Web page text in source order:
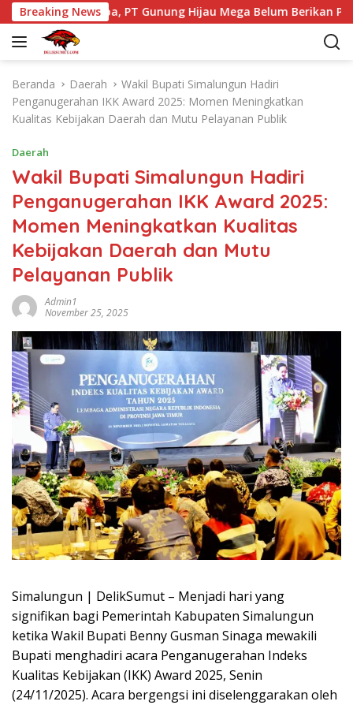
a
Breaking News
Toba, PT Gunung Hijau Mega Belum Berikan Penjelasan
Beranda Daerah
Wakil Bupati Simalungun Hadiri
Penganugerahan IKK Award 2025: Momen Meningkatkan
Kualitas Kebijakan Daerah dan Mutu Pelayanan Publik
Daerah
Wakil Bupati Simalungun Hadiri
Penganugerahan IKK Award 2025:
Momen Meningkatkan Kualitas
Kebijakan Daerah dan Mutu
Pelayanan Publik
Admin1
November 25, 2025
Simalungun | DelikSumut – Menjadi hari yang
signifikan bagi Pemerintah Kabupaten Simalungun
ketika Wakil Bupati Benny Gusman Sinaga mewakili
Bupati menghadiri acara Penganugerahan Indeks
Kualitas Kebijakan (IKK) Award 2025, Senin
(24/11/2025). Acara bergengsi ini diselenggarakan oleh